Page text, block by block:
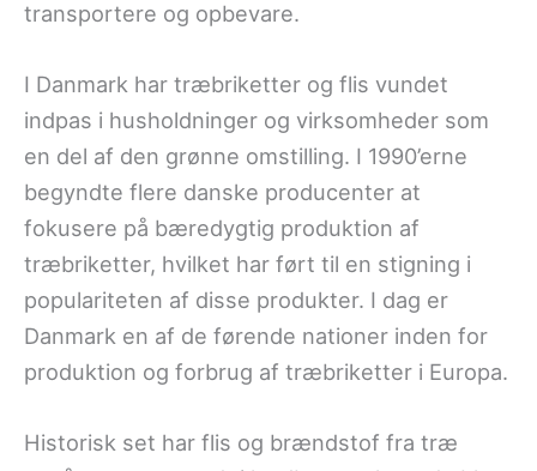
transportere og opbevare.
I Danmark har træbriketter og flis vundet
indpas i husholdninger og virksomheder som
en del af den grønne omstilling. I 1990’erne
begyndte flere danske producenter at
fokusere på bæredygtig produktion af
træbriketter, hvilket har ført til en stigning i
populariteten af disse produkter. I dag er
Danmark en af de førende nationer inden for
produktion og forbrug af træbriketter i Europa.
Historisk set har flis og brændstof fra træ